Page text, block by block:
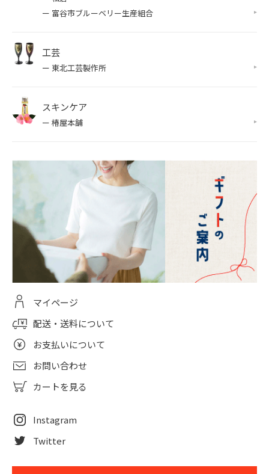
ー 富谷市ブルーベリー生産組合
工芸
ー 東北工芸製作所
スキンケア
ー 椿屋本舗
マイページ
配送・送料について
お支払いについて
お問い合わせ
カートを見る
Instagram
Twitter